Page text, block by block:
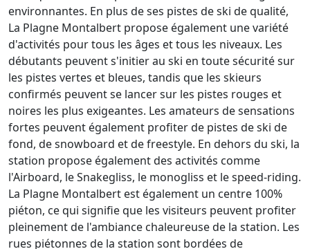
environnantes. En plus de ses pistes de ski de qualité,
La Plagne Montalbert propose également une variété
d'activités pour tous les âges et tous les niveaux. Les
débutants peuvent s'initier au ski en toute sécurité sur
les pistes vertes et bleues, tandis que les skieurs
confirmés peuvent se lancer sur les pistes rouges et
noires les plus exigeantes. Les amateurs de sensations
fortes peuvent également profiter de pistes de ski de
fond, de snowboard et de freestyle. En dehors du ski, la
station propose également des activités comme
l'Airboard, le Snakegliss, le monogliss et le speed-riding.
La Plagne Montalbert est également un centre 100%
piéton, ce qui signifie que les visiteurs peuvent profiter
pleinement de l'ambiance chaleureuse de la station. Les
rues piétonnes de la station sont bordées de